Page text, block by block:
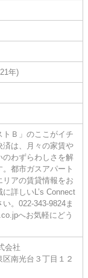
年)
トＢ」のここがイチ
済は、月々の家賃や
のわずらわしさを解
都市ガスアパート
リアの賃貸情報をお
詳しいL’s Connect
。022-343-9824ま
へお気軽にどう
会社
南光台３丁目１２